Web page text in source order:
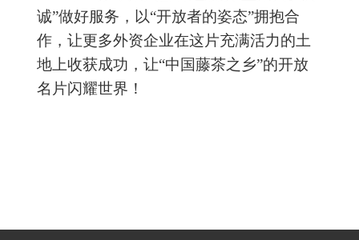
诚”做好服务，以“开放者的姿态”拥抱合
作，让更多外资企业在这片充满活力的土
地上收获成功，让“中国藤茶之乡”的开放
名片闪耀世界 ！